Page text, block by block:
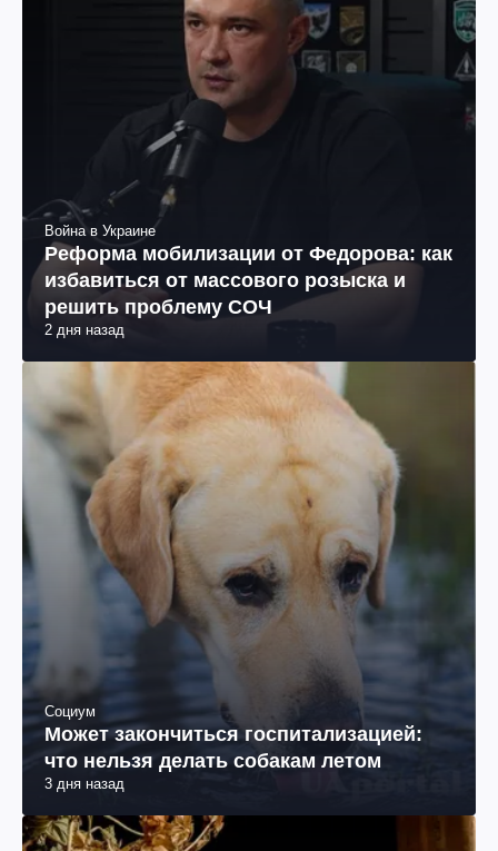
Война в Украине
Реформа мобилизации от Федорова: как
избавиться от массового розыска и
решить проблему СОЧ
2 дня назад
Социум
Может закончиться госпитализацией:
что нельзя делать собакам летом
3 дня назад